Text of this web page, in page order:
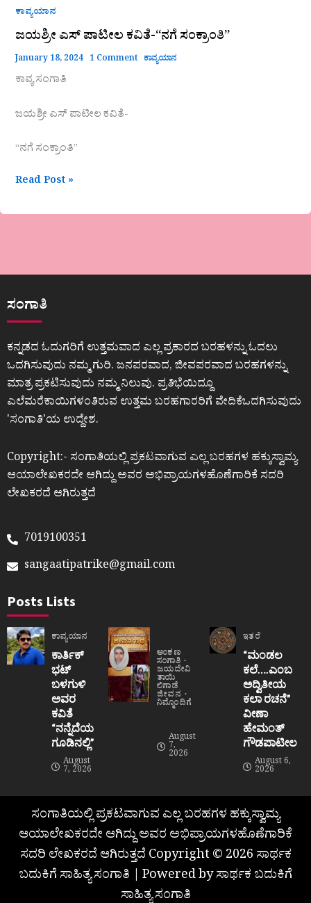
ಕಾವ್ಯಯಾನ
ಜಯಶ್ರೀ ಎಸ್ ಪಾಟೀಲ ಕವಿತೆ-“ನಗೆ ಸಂಕ್ರಾಂತಿ”
January 18, 2024 1 Comment ಕಾವ್ಯಯಾನ
ಕಾವ್ಯ ಸಂಗಾತಿ
ಜಯಶ್ರೀ ಎಸ್ ಪಾಟೀಲ ಕವಿತೆ-
“ನಗೆ ಸಂಕ್ರಾಂತಿ”
Read Post »
ಸಂಗಾತಿ
ಕನ್ನಡದ ಓದುಗರಿಗೆ ಉತ್ತಮವಾದ ಎಲ್ಲ ಪ್ರಕಾರದ ಬರಹಳನ್ನು ಓದಲು
ಒದಗಿಸುವುದು ನಮ್ಮ ಗುರಿ. ಜನಪರವಾದ, ಜೀವಪರವಾದ ಬರಹಗಳನ್ನು
ಮಾತ್ರ ಪ್ರಕಟಿಸುವುದು ನಮ್ಮ ನಿಲುವು. ಪ್ರತಿಭೆಯಿದ್ದೂ
ಎಲೆಮರೆಕಾಯಿಗಳಂತಿರುವ ಉತ್ತಮ ಬರಹಗಾರರಿಗೆ ವೇದಿಕೆಒದಗಿಸುವುದು
ʼಸಂಗಾತಿʼಯ ಉದ್ದೇಶ.
Copyright:- ಸಂಗಾತಿಯಲ್ಲಿ ಪ್ರಕಟವಾಗುವ ಎಲ್ಲ ಬರಹಗಳ ಹಕ್ಕುಸ್ವಾಮ್ಯ
ಆಯಾಲೇಖಕರದೇ ಆಗಿದ್ದು ಅವರ ಅಭಿಪ್ರಾಯಗಳಹೊಣೆಗಾರಿಕೆ ಸದರಿ
ಲೇಖಕರದೆ ಆಗಿರುತ್ತದೆ
7019100351
sangaatipatrike@gmail.com
Posts Lists
ಕಾವ್ಯಯಾನ
ಕಾರ್ತಿಕ್
ಭಟ್
ಬಳಗುಳಿ
ಅವರ
ಕವಿತೆ
“ನನ್ನೆದೆಯ
ಗೂಡಿನಲ್ಲಿ”
August
7, 2026
ಅಂಕಣ
ಸಂಗಾತಿ
ಜಯದೇವಿ
ತಾಯಿ
ಲಿಗಾಡೆ
ಜೀವನ
ನಿಮ್ಮೊಂದಿಗೆ
August
7,
2026
ಇತರೆ
“ಮಂಡಲ
ಕಲೆ….ಎಂಬ
ಅದ್ವಿತೀಯ
ಕಲಾ ರಚನೆ”‌
ವೀಣಾ
ಹೇಮಂತ್‌
ಗೌಡಪಾಟೀಲ
August 6,
2026
ಸಂಗಾತಿಯಲ್ಲಿ ಪ್ರಕಟವಾಗುವ ಎಲ್ಲ ಬರಹಗಳ ಹಕ್ಕುಸ್ವಾಮ್ಯ
ಆಯಾಲೇಖಕರದೇ ಆಗಿದ್ದು ಅವರ ಅಭಿಪ್ರಾಯಗಳಹೊಣೆಗಾರಿಕೆ
ಸದರಿ ಲೇಖಕರದೆ ಆಗಿರುತ್ತದೆ Copyright © 2026 ಸಾರ್ಥಕ
ಬದುಕಿಗೆ ಸಾಹಿತ್ಯ ಸಂಗಾತಿ | Powered by ಸಾರ್ಥಕ ಬದುಕಿಗೆ
ಸಾಹಿತ್ಯ ಸಂಗಾತಿ